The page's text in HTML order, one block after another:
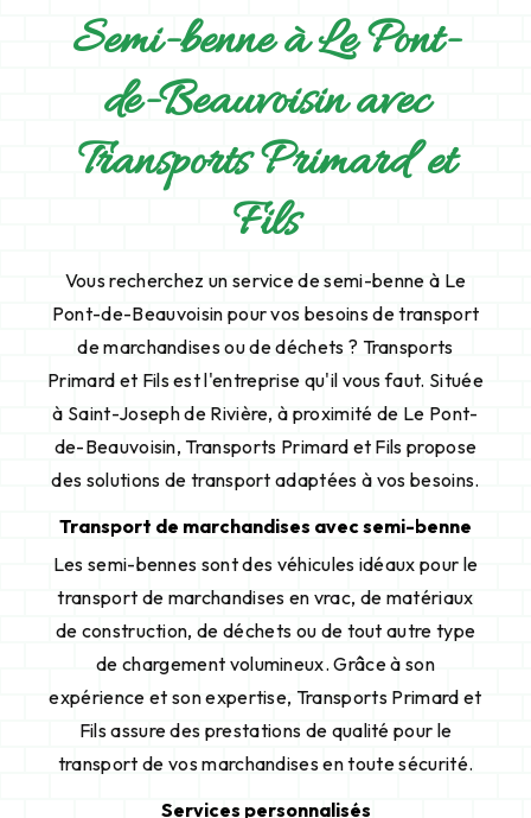
Semi-benne à Le Pont-
de-Beauvoisin avec
Transports Primard et
Fils
Vous recherchez un service de semi-benne à Le
Pont-de-Beauvoisin pour vos besoins de transport
de marchandises ou de déchets ? Transports
Primard et Fils est l'entreprise qu'il vous faut. Située
à Saint-Joseph de Rivière, à proximité de Le Pont-
de-Beauvoisin, Transports Primard et Fils propose
des solutions de transport adaptées à vos besoins.
Transport de marchandises avec semi-benne
Les semi-bennes sont des véhicules idéaux pour le
transport de marchandises en vrac, de matériaux
de construction, de déchets ou de tout autre type
de chargement volumineux. Grâce à son
expérience et son expertise, Transports Primard et
Fils assure des prestations de qualité pour le
transport de vos marchandises en toute sécurité.
Services personnalisés